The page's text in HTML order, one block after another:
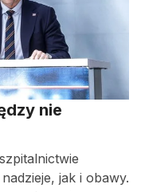
nie
jak i obawy.